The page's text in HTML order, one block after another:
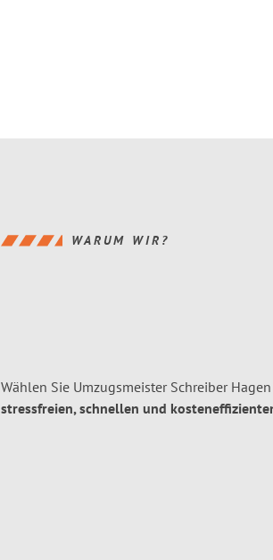
WARUM WIR?
Wählen Sie Umzugsmeister Schreiber
stressfreien, schnellen und